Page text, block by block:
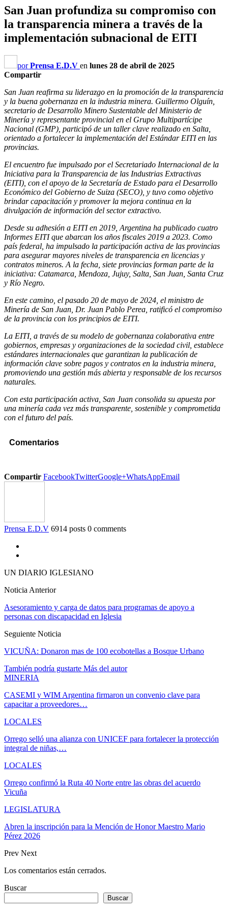
San Juan profundiza su compromiso con
la transparencia minera a través de la
implementación subnacional de EITI
porPrensa E.D.V en lunes 28 de abril de 2025
Compartir
San Juan reafirma su liderazgo en la promoción de la transparencia
y la buena gobernanza en la industria minera. Guillermo Olguín,
secretario de Desarrollo Minero Sustentable del Ministerio de
Minería y representante provincial en el Grupo Multipartícipe
Nacional (GMP), participó de un taller clave realizado en Salta,
orientado a fortalecer la implementación del Estándar EITI en las
provincias.
El encuentro fue impulsado por el Secretariado Internacional de la
Iniciativa para la Transparencia de las Industrias Extractivas
(EITI), con el apoyo de la Secretaría de Estado para el Desarrollo
Económico del Gobierno de Suiza (SECO), y tuvo como objetivo
brindar capacitación y promover la mejora continua en la
divulgación de información del sector extractivo.
Desde su adhesión a EITI en 2019, Argentina ha publicado cuatro
Informes EITI que abarcan los años fiscales 2019 a 2023. Como
país federal, ha impulsado la participación activa de las provincias
para asegurar mayores niveles de transparencia en licencias y
contratos mineros. A la fecha, siete provincias forman parte de la
iniciativa: Catamarca, Mendoza, Jujuy, Salta, San Juan, Santa Cruz
y Río Negro.
En este camino, el pasado 20 de mayo de 2024, el ministro de
Minería de San Juan, Dr. Juan Pablo Perea, ratificó el compromiso
de la provincia con los principios de EITI.
La EITI, a través de su modelo de gobernanza colaborativa entre
gobiernos, empresas y organizaciones de la sociedad civil, establece
estándares internacionales que garantizan la publicación de
información clave sobre pagos y contratos en la industria minera,
promoviendo una gestión más abierta y responsable de los recursos
naturales.
Con esta participación activa, San Juan consolida su apuesta por
una minería cada vez más transparente, sostenible y comprometida
con el futuro del país.
Comentarios
Compartir FacebookTwitterGoogle+WhatsAppEmail
Prensa E.D.V 6914 posts 0 comments
UN DIARIO IGLESIANO
Noticia Anterior
Asesoramiento y carga de datos para programas de apoyo a
personas con discapacidad en Iglesia
Seguiente Noticia
VICUÑA: Donaron mas de 100 ecobotellas a Bosque Urbano
También podría gustarte Más del autor
MINERIA
CASEMI y WIM Argentina firmaron un convenio clave para
capacitar a proveedores…
LOCALES
Orrego selló una alianza con UNICEF para fortalecer la protección
integral de niñas,…
LOCALES
Orrego confirmó la Ruta 40 Norte entre las obras del acuerdo
Vicuña
LEGISLATURA
Abren la inscripción para la Mención de Honor Maestro Mario
Pérez 2026
Prev Next
Los comentarios están cerrados.
Buscar
Buscar